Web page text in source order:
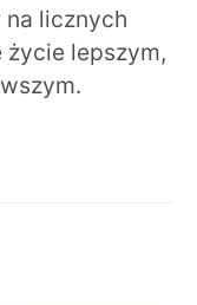
na licznych
życie lepszym,